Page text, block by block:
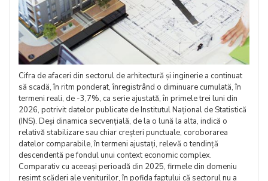
Cifra de afaceri din sectorul de arhitectură și inginerie a continuat
să scadă, în ritm ponderat, înregistrând o diminuare cumulată, în
termeni reali, de -3,7%, ca serie ajustată, în primele trei luni din
2026, potrivit datelor publicate de Institutul Național de Statistică
(INS). Deși dinamica secvențială, de la o lună la alta, indică o
relativă stabilizare sau chiar creșteri punctuale, coroborarea
datelor comparabile, în termeni ajustați, relevă o tendință
descendentă pe fondul unui context economic complex.
Comparativ cu aceeași perioadă din 2025, firmele din domeniu
resimt scăderi ale veniturilor, în pofida faptului că sectorul nu a